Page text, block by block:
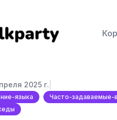
2025 г.
языка Часто-задаваемые-